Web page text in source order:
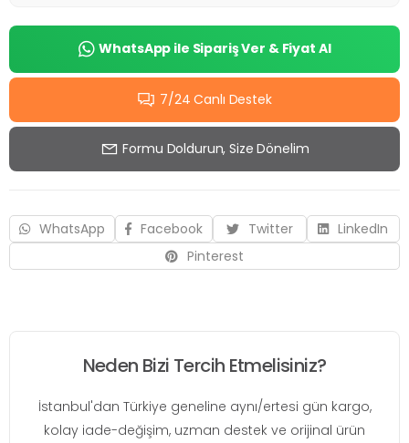
WhatsApp ile Sipariş Ver & Fiyat Al
7/24 Canlı Destek
Formu Doldurun, Size Dönelim
WhatsApp Facebook Twitter
LinkedIn
Pinterest
Neden Bizi Tercih Etmelisiniz?
İstanbul'dan Türkiye geneline aynı/ertesi gün kargo,
kolay iade-değişim, uzman destek ve orijinal ürün